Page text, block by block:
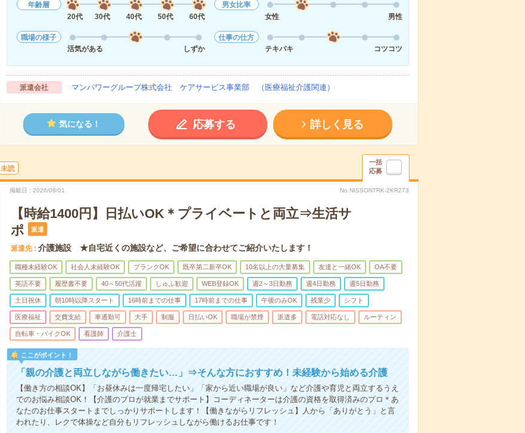
年齢層
20代
30代 40代 50代 60代
男女比率
女性
男性
職場の様子
活気がある
しずか
仕事の仕方
テキパキ
コツコツ
派遣会社 マンパワーグループ株式会社 ケアサービス事業部 （医療福祉介護関連）
気になる！ 応募する 詳しく見る
未読
一括
応募
掲載日 2026/08/01 No.NISSONTRK-2KR273
【時給1400円】日払いOK＊プライベートと両立⇒生活サ
ポ
派遣
派遣先 介護施設 ★自宅近くの施設など、ご希望に合わせてご紹介いたします！
職種未経験OK 社会人未経験OK ブランクOK 既卒第二新卒OK 10名以上の大量募集 友達と一緒OK OA不要
英語不要 履歴書不要 40～50代活躍 しゅふ歓迎 WEB登録OK 週2～3日勤務 週4日勤務 週5日勤務
土日祝休 朝10時以降スタート 16時前までの仕事 17時前までの仕事 午後のみOK 残業少 シフト
医療福祉 交費支給 車通勤可 大手 制服 日払いOK 職場が禁煙 派遣多 電話対応なし ルーティン
自転車・バイクOK 看護師 介護士
ここがポイント！
「親の介護と両立しながら働きたい…」⇒そんな方におすすめ！未経験から始める介護
【働き方の相談OK】「お昼休みは一度帰宅したい」「家から近い職場が良い」など介護や育児と両立するうえ
でのお悩み相談OK！【介護のプロが就業までサポート】コーディネーターは介護の資格を取得済みのプロ＊あ
なたのお仕事スタートまでしっかりサポートします！【働きながらリフレッシュ】人から「ありがとう」と言
われたり、レクで体操など自分もリフレッシュしながら働けるお仕事です！